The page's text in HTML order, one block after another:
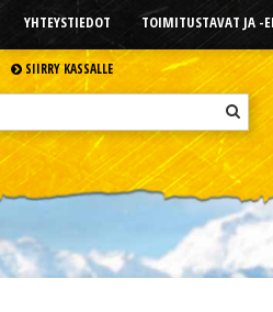
YHTEYSTIEDOT TOIMITUSTAVAT JA -
SIIRRY KASSALLE